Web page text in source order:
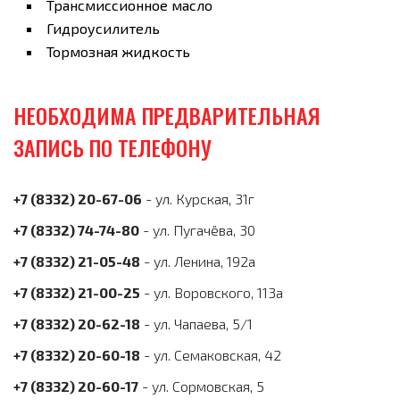
Трансмиссионное масло
Гидроусилитель
Тормозная жидкость
НЕОБХОДИМА ПРЕДВАРИТЕЛЬНАЯ
ЗАПИСЬ ПО ТЕЛЕФОНУ
+7 (8332) 20-67-06 - ул. Курская, 31г
+7 (8332) 74-74-80 - ул. Пугачёва, 30
+7 (8332) 21-05-48 - ул. Ленина, 192а
+7 (8332) 21-00-25 - ул. Воровского, 113а
+7 (8332) 20-62-18 - ул. Чапаева, 5/1
+7 (8332) 20-60-18 - ул. Семаковская, 42
+7 (8332) 20-60-17 - ул. Сормовская, 5